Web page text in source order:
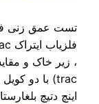
تست عمق زنی
اینچ دتیچ بلغارستان با